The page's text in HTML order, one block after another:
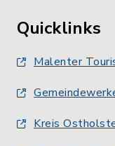
Quicklinks
Malenter
Kreis